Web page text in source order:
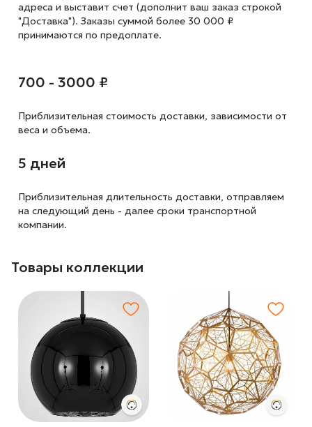
адреса и выставит счет (дополнит ваш заказ строкой
"Доставка"). Заказы суммой более 30 000 ₽
принимаются по предоплате.
700 - 3000 ₽
Приблизительная стоимость доставки, зависимости от
веса и объема.
5 дней
Приблизительная длительность доставки, отправляем
на следующий день - далее сроки транспортной
компании.
Товары коллекции